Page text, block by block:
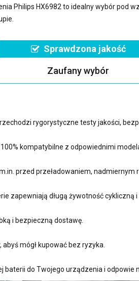
Philips HX6982 to idealny wybór pod
Sprawdzona jakość
Zaufany wybór
rygorystyczne testy jakości,
kompatybilne z odpowiednimi
przed przeładowaniem,
zapewniają długą żywotność cykliczną i
i bezpieczną dostawę.
mógł kupować bez ryzyka.
baterii do Twojego urządzenia i odpowie